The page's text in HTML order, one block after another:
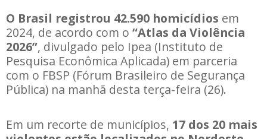
O Brasil registrou 42.590 homicídios em
2024, de acordo com o “Atlas da Violência
2026”, divulgado pelo Ipea (Instituto de
Pesquisa Econômica Aplicada) em parceria
com o FBSP (Fórum Brasileiro de Segurança
Pública) na manhã desta terça-feira (26).
Em um recorte de municípios, 17 dos 20 mais